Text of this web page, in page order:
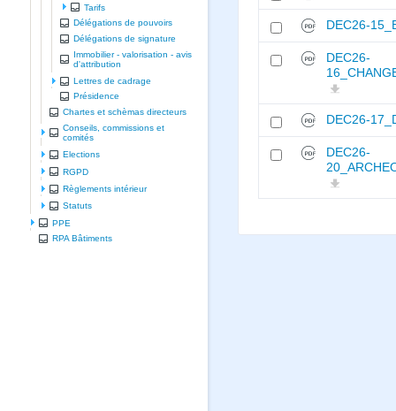
Tarifs
Délégations de pouvoirs
Délégations de signature
Immobilier - valorisation - avis
d'attribution
Lettres de cadrage
Présidence
Chartes et schèmas directeurs
Conseils, commissions et
comités
Elections
RGPD
Règlements intérieur
Statuts
PPE
RPA Bâtiments
DEC26-
DEC26-
DEC26-
DEC26-